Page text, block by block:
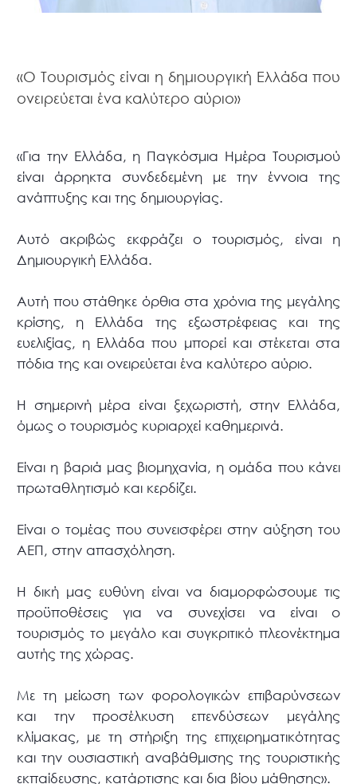
«Ο Τουρισμός είναι η δημιουργική Ελλάδα που
ονειρεύεται ένα καλύτερο αύριο»
«Για την Ελλάδα, η Παγκόσμια Ημέρα Τουρισμού
είναι άρρηκτα συνδεδεμένη με την έννοια της
ανάπτυξης και της δημιουργίας.
Αυτό ακριβώς εκφράζει ο τουρισμός, είναι η
Δημιουργική Ελλάδα.
Αυτή που στάθηκε όρθια στα χρόνια της μεγάλης
κρίσης, η Ελλάδα της εξωστρέφειας και της
ευελιξίας, η Ελλάδα που μπορεί και στέκεται στα
πόδια της και ονειρεύεται ένα καλύτερο αύριο.
H σημερινή μέρα είναι ξεχωριστή, στην Ελλάδα,
όμως ο τουρισμός κυριαρχεί καθημερινά.
Είναι η βαριά μας βιομηχανία, η ομάδα που κάνει
πρωταθλητισμό και κερδίζει.
Είναι ο τομέας που συνεισφέρει στην αύξηση του
ΑΕΠ, στην απασχόληση.
Η δική μας ευθύνη είναι να διαμορφώσουμε τις
προϋποθέσεις για να συνεχίσει να είναι ο
τουρισμός το μεγάλο και συγκριτικό πλεονέκτημα
αυτής της χώρας.
Με τη μείωση των φορολογικών επιβαρύνσεων
και την προσέλκυση επενδύσεων μεγάλης
κλίμακας, με τη στήριξη της επιχειρηματικότητας
και την ουσιαστική αναβάθμισης της τουριστικής
εκπαίδευσης, κατάρτισης και δια βίου μάθησης».